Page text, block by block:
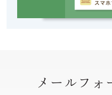
メールフォ